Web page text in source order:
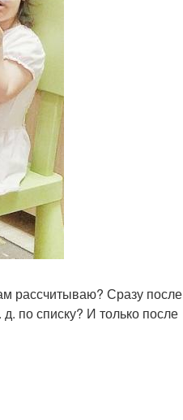
рассчитываю? Сразу после
по списку? И только после